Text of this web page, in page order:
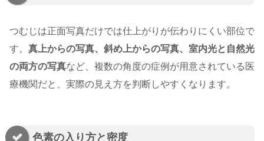
つむじは正面写真だけでは仕上がりが伝わりにくい部位で
す。 真上からの写真、斜め上からの写真、室内光と自然光
の両方の写真など、複数の角度の症例が用意されている医
療機関だと、実際の見え方を判断しやすくなります。
色素の入り方と密度